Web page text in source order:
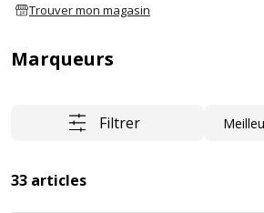
Trouver mon magasin
Marqueurs
Filtrer Trier
33 articles